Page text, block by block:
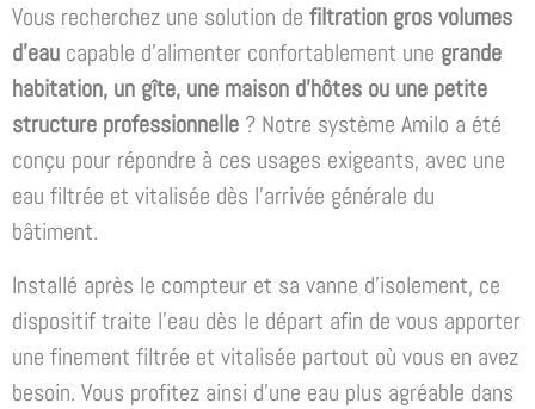
Vous recherchez une solution de filtration gros volumes
d’eau capable d’alimenter confortablement une grande
habitation, un gîte, une maison d’hôtes ou une petite
structure professionnelle ? Notre système Amilo a été
conçu pour répondre à ces usages exigeants, avec une
eau filtrée et vitalisée dès l’arrivée générale du
bâtiment.
Installé après le compteur et sa vanne d’isolement, ce
dispositif traite l’eau dès le départ afin de vous apporter
une finement filtrée et vitalisée partout où vous en avez
besoin. Vous profitez ainsi d’une eau plus agréable dans